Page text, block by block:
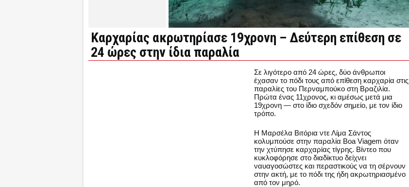
Καρχαρίας ακρωτηρίασε 19χρονη – Δεύτερη επίθεση σε
24 ώρες στην ίδια παραλία
Σε λιγότερο από 24 ώρες, δύο άνθρωποι
έχασαν το πόδι τους από επίθεση καρχαρία στις
παραλίες του Περναμπούκο στη Βραζιλία.
Πρώτα ένας 11χρονος, κι αμέσως μετά μια
19χρονη — στο ίδιο σχεδόν σημείο, με τον ίδιο
τρόπο.
Η Μαρσέλα Βιτόρια ντε Λίμα Σάντος
κολυμπούσε στην παραλία Boa Viagem όταν
την χτύπησε καρχαρίας τίγρης. Βίντεο που
κυκλοφόρησε στο διαδίκτυο δείχνει
ναυαγοσώστες και περαστικούς να τη σέρνουν
στην ακτή, με το πόδι της ήδη ακρωτηριασμένο
από τον μηρό.